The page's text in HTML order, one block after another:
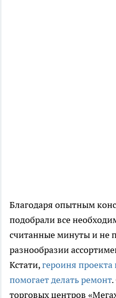
Благодаря опытным
подобрали все
считанные минуты и не
разнообразии
Кстати,героиня проекта
помогает делать ремонт.
торговых центров